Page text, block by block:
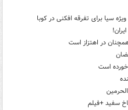
سیا برای تفرقه افکنی در کوبا
در اهتزاز است
است
سفید +فیلم